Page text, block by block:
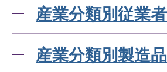
産業分類別従業
産業分類別製造